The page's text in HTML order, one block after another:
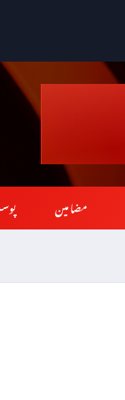
مضامین